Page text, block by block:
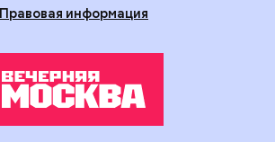
Правовая информация